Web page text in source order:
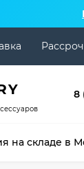
8
на складе в